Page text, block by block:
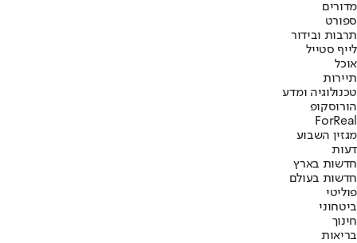
מדורים
ספורט
תרבות ובידור
לייף סטייל
אוכל
תיירות
טכנולוגיה ומדע
הורוסקופ
ForReal
מגזין השבוע
דעות
חדשות בארץ
חדשות בעולם
פוליטי
ביטחוני
חינוך
בריאות